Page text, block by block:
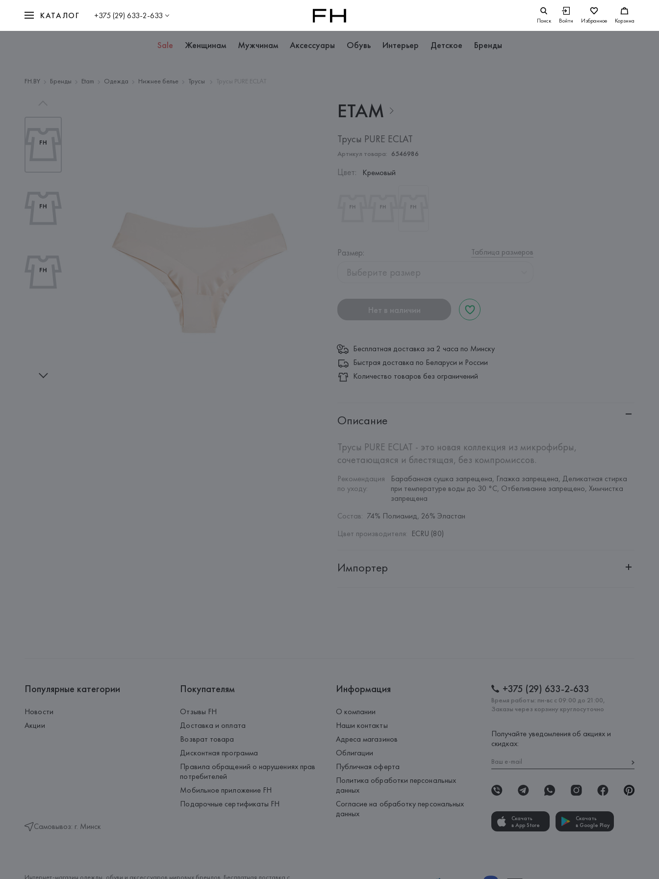
КАТАЛОГ +375 (29) 633-2-633 Поиск Войти Избранное Корзина
Sale Женщинам Мужчинам Аксессуары Обувь Интерьер Детское Бренды
FH.BY Бренды Etam Одежда Нижнее белье Трусы Трусы PURE ECLAT
ETAM
Трусы PURE ECLAT
Артикул товара: 6546986
Цвет: Кремовый
Размер: Таблица размеров
Выберите размер
Нет в наличии
Бесплатная доставка за 2 часа по Минску
Быстрая доставка по Беларуси и России
Количество товаров без ограничений
Описание
Трусы PURE ECLAT - это новая коллекция из микрофибры,
сочетающаяся и блестящая, без компромиссов.
Рекомендация
по уходу:
Барабанная сушка запрещена, Глажка запрещена, Деликатная стирка
при температуре воды до 30 °C, Отбеливание запрещено, Химчистка
запрещена
Состав: 74% Полиамид, 26% Эластан
Цвет производителя: ECRU (80)
Импортер
Популярные категории
Новости
Акции
Самовывоз: г. Минск
Покупателям
Отзывы FH
Доставка и оплата
Возврат товара
Дисконтная программа
Правила обращений о нарушениях прав
потребителей
Мобильное приложение FH
Подарочные сертификаты FH
Информация
О компании
Наши контакты
Адреса магазинов
Облигации
Публичная оферта
Политика обработки персональных
данных
Согласие на обработку персональных
данных
+375 (29) 633-2-633
Время работы: пн-вс с 09:00 до 21:00,
Заказы через корзину круглосуточно
Получайте уведомления об акциях и
скидках:
Скачать
в App Store
Скачать
в Google Play
Интернет-магазин одежды, обуви и аксессуаров мировых брендов. Бесплатная доставка с